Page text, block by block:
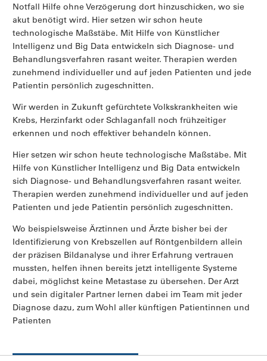
Notfall Hilfe ohne Verzögerung dort hinzuschicken, wo sie
akut benötigt wird. Hier setzen wir schon heute
technologische Maßstäbe. Mit Hilfe von Künstlicher
Intelligenz und Big Data entwickeln sich Diagnose- und
Behandlungsverfahren rasant weiter. Therapien werden
zunehmend individueller und auf jeden Patienten und jede
Patientin persönlich zugeschnitten.
Wir werden in Zukunft gefürchtete Volkskrankheiten wie
Krebs, Herzinfarkt oder Schlaganfall noch frühzeitiger
erkennen und noch effektiver behandeln können.
Hier setzen wir schon heute technologische Maßstäbe. Mit
Hilfe von Künstlicher Intelligenz und Big Data entwickeln
sich Diagnose- und Behandlungsverfahren rasant weiter.
Therapien werden zunehmend individueller und auf jeden
Patienten und jede Patientin persönlich zugeschnitten.
Wo beispielsweise Ärztinnen und Ärzte bisher bei der
Identifizierung von Krebszellen auf Röntgenbildern allein
der präzisen Bildanalyse und ihrer Erfahrung vertrauen
mussten, helfen ihnen bereits jetzt intelligente Systeme
dabei, möglichst keine Metastase zu übersehen. Der Arzt
und sein digitaler Partner lernen dabei im Team mit jeder
Diagnose dazu, zum Wohl aller künftigen Patientinnen und
Patienten